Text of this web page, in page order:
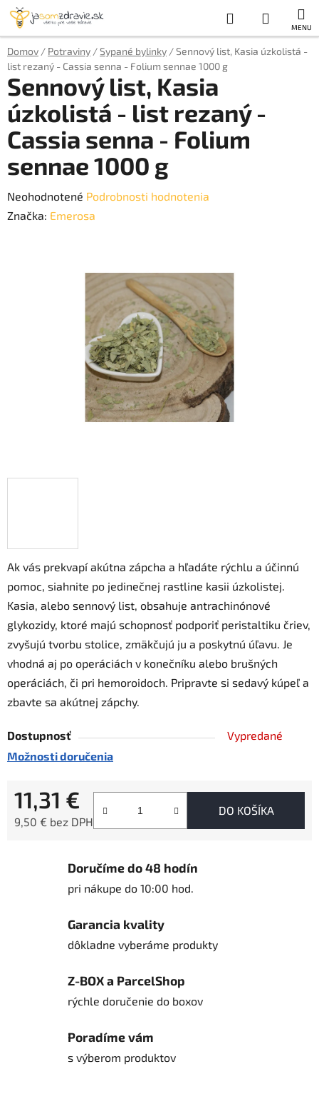
Prejsť
obsah
Hľadať
KOŠÍK
Domov / Potraviny /Sypané bylinky /Sennový list, Kasia úzkolistá -
list rezaný - Cassia senna - Folium sennae 1000 g
Ak vás prekvapí akútna zápcha a hľadáte rýchlu a účinnú
pomoc, siahnite po jedinečnej rastline kasii úzkolistej.
Kasia, alebo sennový list, obsahuje antrachinónové
glykozidy, ktoré majú schopnosť podporiť peristaltiku čriev,
zvyšujú tvorbu stolice, zmäkčujú ju a poskytnú úľavu. Je
vhodná aj po operáciách v konečníku alebo brušných
operáciách, či pri hemoroidoch. Pripravte si sedavý kúpeľ a
zbavte sa akútnej zápchy.
Dostupnosť
Vypredané
Možnosti doručenia
11,31 €
9,50 € bez DPH
DO KOŠÍKA
Sennový list, Kasia
úzkolistá - list rezaný -
Cassia senna - Folium
sennae 1000 g
Priemerné
hodnotenie
Neohodnotené Podrobnosti hodnotenia
Značka: Emerosa
Doručíme do 48 hodín
pri nákupe do 10:00 hod.
Garancia kvality
dôkladne vyberáme produkty
Z-BOX a ParcelShop
rýchle doručenie do boxov
Poradíme vám
s výberom produktov